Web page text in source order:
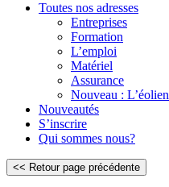
Toutes nos adresses
Entreprises
Formation
L’emploi
Matériel
Assurance
Nouveau : L’éolien
Nouveautés
S’inscrire
Qui sommes nous?